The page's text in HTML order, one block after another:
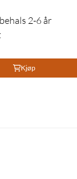
2-6 år
Kjøp